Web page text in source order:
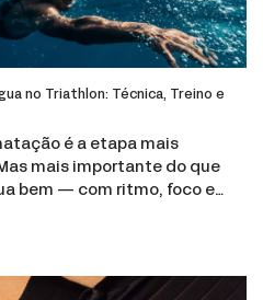
no Triathlon: Técnica, Treino e
é a etapa mais
mais importante do que
bem — com ritmo, foco e